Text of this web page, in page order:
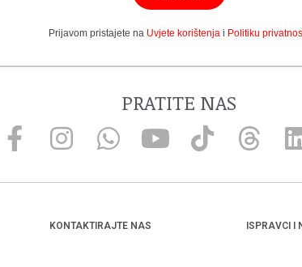
Prijavom pristajete na Uvjete korištenjai Politiku
PRATITE NAS
KONTAKTIRAJTE NAS ISPRAVCI I